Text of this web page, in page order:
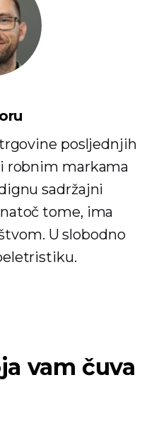
posljednjih
robnim markama
sadržajni
tome, ima
U slobodno
vam čuva